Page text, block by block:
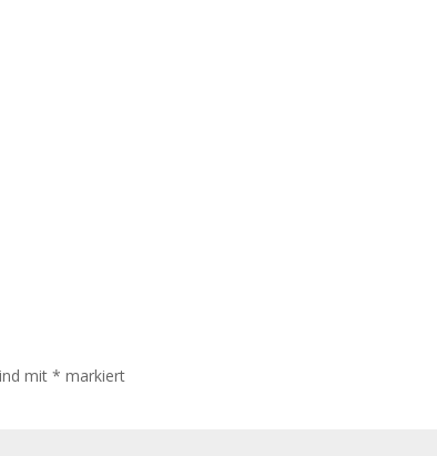
mit * markiert